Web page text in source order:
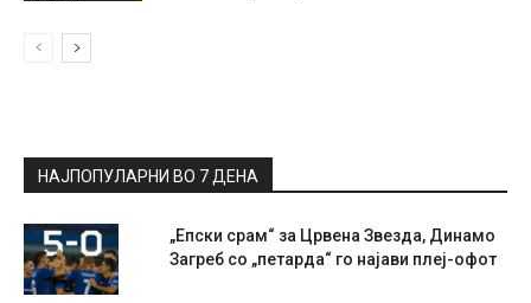
НАЈПОПУЛАРНИ ВО 7 ДЕНА
„Епски срам“ за Црвена Звезда, Динамо
Загреб со „петарда“ го најави плеј-офот